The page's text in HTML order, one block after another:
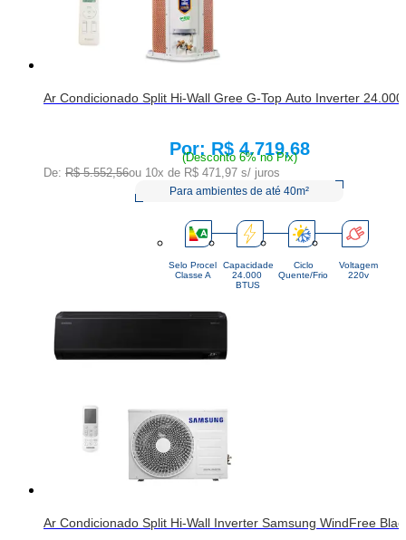
Ar Condicionado Split Hi-Wall Gree G-Top Auto Inverter
Price:
R$ 4.719,68
(Desconto 6% no Pix)
De: R$ 5.552,56ou 10x de R$ 471,97 s/ juros
Para ambientes de até 40m²
Selo Procel
Classe A
Capacidade
24.000
BTUS
Ciclo
Quente/Frio
Voltagem
220v
Ar Condicionado Split Hi-Wall Inverter Samsung WindFree